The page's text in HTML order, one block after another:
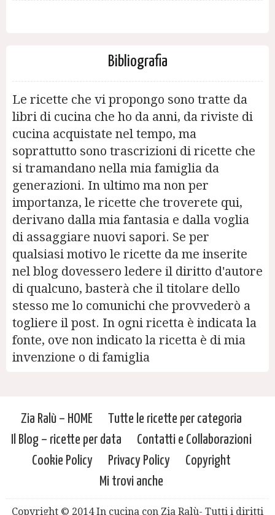
Bibliografia
Le ricette che vi propongo sono tratte da
libri di cucina che ho da anni, da riviste di
cucina acquistate nel tempo, ma
soprattutto sono trascrizioni di ricette che
si tramandano nella mia famiglia da
generazioni. In ultimo ma non per
importanza, le ricette che troverete qui,
derivano dalla mia fantasia e dalla voglia
di assaggiare nuovi sapori. Se per
qualsiasi motivo le ricette da me inserite
nel blog dovessero ledere il diritto d'autore
di qualcuno, basterà che il titolare dello
stesso me lo comunichi che provvederò a
togliere il post. In ogni ricetta è indicata la
fonte, ove non indicato la ricetta è di mia
invenzione o di famiglia
Zia Ralù – HOME
Tutte le ricette per categoria
Il Blog – ricette per data
Contatti e Collaborazioni
Cookie Policy
Privacy Policy
Copyright
Mi trovi anche
Copyright © 2014 In cucina con Zia Ralù- Tutti i diritti